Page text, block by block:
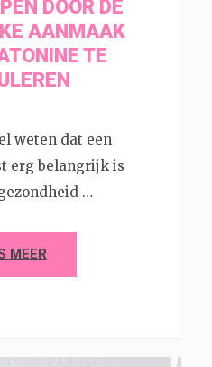
DOOR DE
AANMAAK
TE
weten dat een
erg belangrijk is
…
MEER